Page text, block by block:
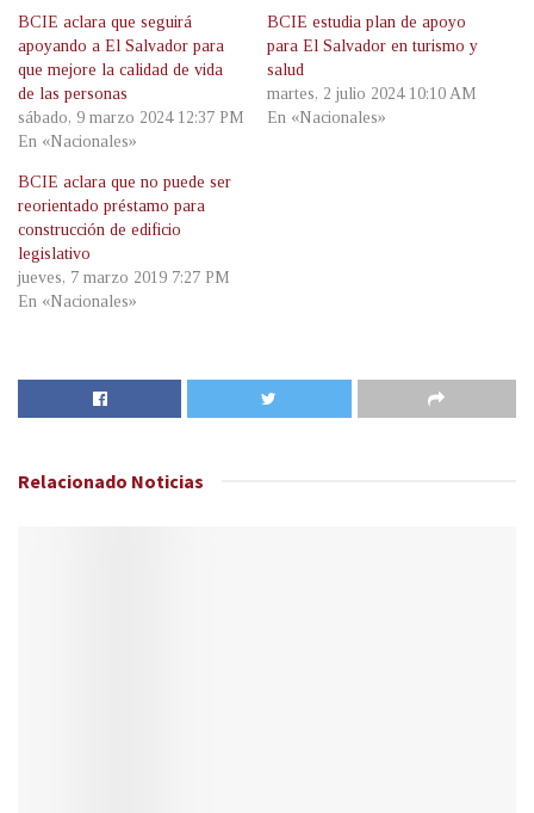
BCIE aclara que seguirá
apoyando a El Salvador para
que mejore la calidad de vida
de las personas
sábado, 9 marzo 2024 12:37 PM
En «Nacionales»
BCIE estudia plan de apoyo
para El Salvador en turismo y
salud
martes, 2 julio 2024 10:10 AM
En «Nacionales»
BCIE aclara que no puede ser
reorientado préstamo para
construcción de edificio
legislativo
jueves, 7 marzo 2019 7:27 PM
En «Nacionales»
Relacionado Noticias